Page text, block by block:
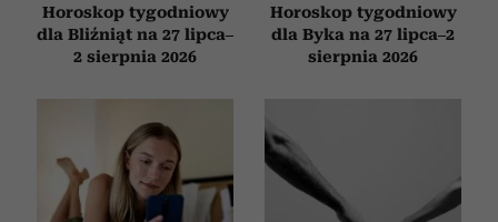
Horoskop tygodniowy
dla Bliźniąt na 27 lipca–
2 sierpnia 2026
Horoskop tygodniowy
dla Byka na 27 lipca–2
sierpnia 2026